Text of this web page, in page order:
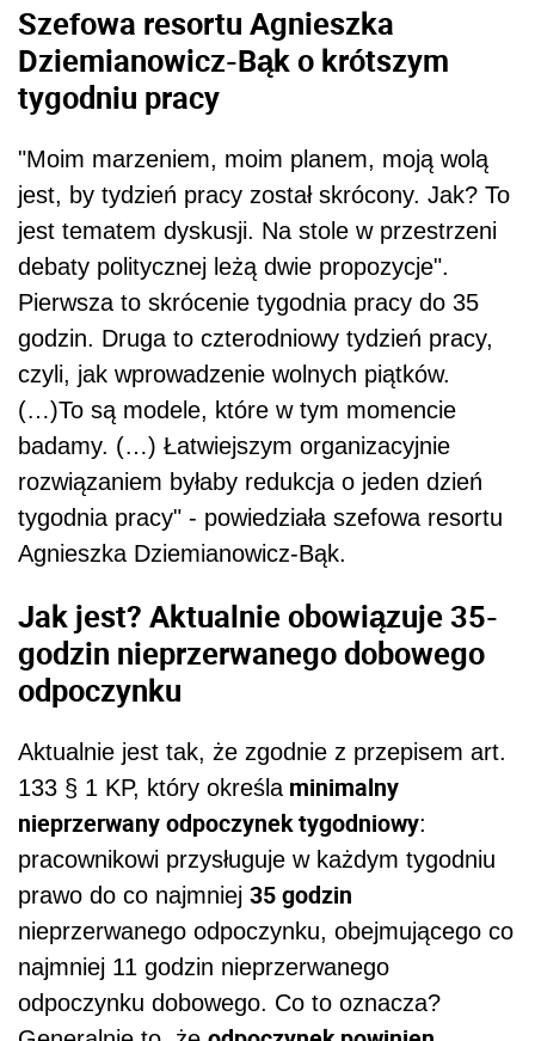
Szefowa resortu Agnieszka
Dziemianowicz-Bąk o krótszym
tygodniu pracy
"Moim marzeniem, moim planem, moją wolą
jest, by tydzień pracy został skrócony. Jak? To
jest tematem dyskusji. Na stole w przestrzeni
debaty politycznej leżą dwie propozycje".
Pierwsza to skrócenie tygodnia pracy do 35
godzin. Druga to czterodniowy tydzień pracy,
czyli, jak wprowadzenie wolnych piątków.
(…)To są modele, które w tym momencie
badamy. (…) Łatwiejszym organizacyjnie
rozwiązaniem byłaby redukcja o jeden dzień
tygodnia pracy" - powiedziała szefowa resortu
Agnieszka Dziemianowicz-Bąk.
Jak jest? Aktualnie obowiązuje 35-
godzin nieprzerwanego dobowego
odpoczynku
Aktualnie jest tak, że zgodnie z przepisem art.
133 § 1 KP, który określaminimalny
nieprzerwany odpoczynek tygodniowy:
pracownikowi przysługuje w każdym tygodniu
prawo do co najmniej 35 godzin
nieprzerwanego odpoczynku, obejmującego co
najmniej 11 godzin nieprzerwanego
odpoczynku dobowego. Co to oznacza?